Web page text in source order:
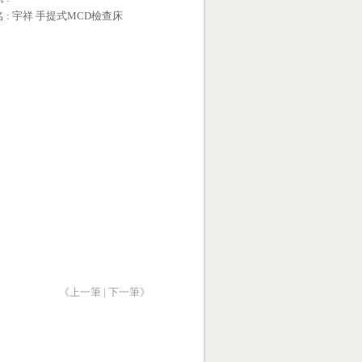
: 宇祥 手提式MCD檢查床
《上一筆 | 下一筆》